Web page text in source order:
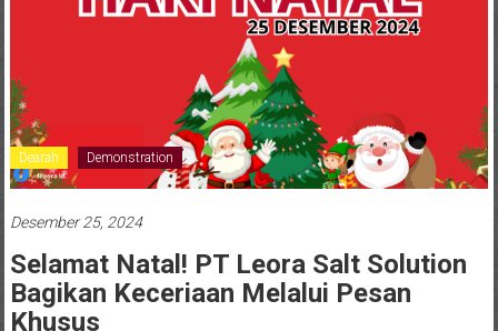
Dearah Demonstration
Desember 25, 2024
Selamat Natal! PT Leora Salt Solution
Bagikan Keceriaan Melalui Pesan
Khusus